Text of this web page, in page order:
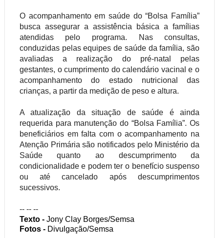
O acompanhamento em saúde do “Bolsa Família”
busca assegurar a assistência básica a famílias
atendidas pelo programa. Nas consultas,
conduzidas pelas equipes de saúde da família, são
avaliadas a realização do pré-natal pelas
gestantes, o cumprimento do calendário vacinal e o
acompanhamento do estado nutricional das
crianças, a partir da medição de peso e altura.
A atualização da situação de saúde é ainda
requerida para manutenção do “Bolsa Família”. Os
beneficiários em falta com o acompanhamento na
Atenção Primária são notificados pelo Ministério da
Saúde quanto ao descumprimento da
condicionalidade e podem ter o benefício suspenso
ou até cancelado após descumprimentos
sucessivos.
-- -- --
Texto - Jony Clay Borges/Semsa
Fotos - Divulgação/Semsa